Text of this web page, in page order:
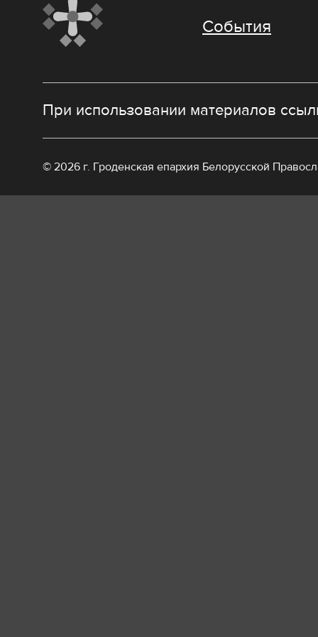
События
При использовании материалов
© 2026 г. Гроденская епархия Белорусской